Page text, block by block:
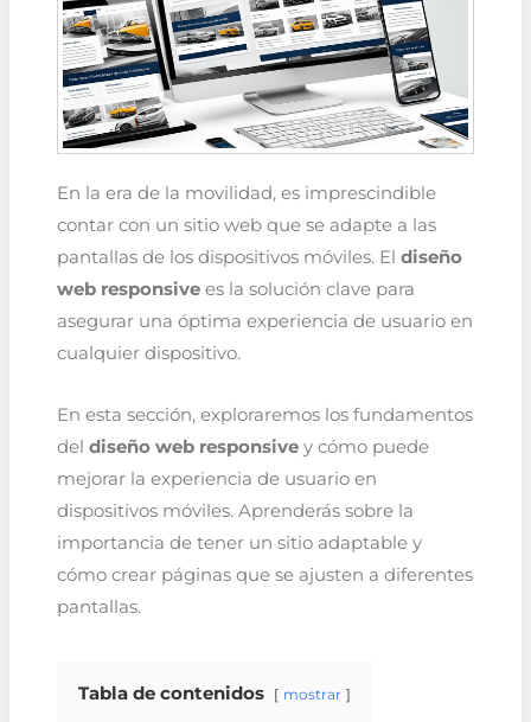
En la era de la movilidad, es imprescindible
contar con un sitio web que se adapte a las
pantallas de los dispositivos móviles. El diseño
web responsivees la solución clave para
asegurar una óptima experiencia de usuario en
cualquier dispositivo.
En esta sección, exploraremos los fundamentos
del diseño web responsivey cómo puede
mejorar la experiencia de usuario en
dispositivos móviles. Aprenderás sobre la
importancia de tener un sitio adaptable y
cómo crear páginas que se ajusten a diferentes
pantallas.
Tabla de contenidos mostrar